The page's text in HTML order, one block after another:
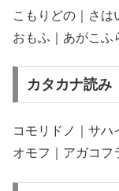
こもりどの｜さは
おもふ｜あがこふ
カタカナ読み
コモリドノ｜サハ
オモフ｜アガコフ